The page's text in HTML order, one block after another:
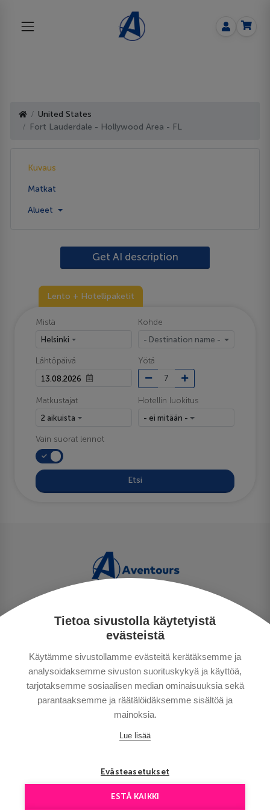
Tietoa sivustolla käytetyistä
evästeistä
Käytämme sivustollamme evästeitä kerätäksemme ja
analysoidaksemme sivuston suorituskykyä ja käyttöä,
tarjotaksemme sosiaalisen median ominaisuuksia sekä
parantaaksemme ja räätälöidäksemme sisältöä ja
mainoksia.
Lue lisää
Evästeasetukset
ESTÄ KAIKKI
United States
Fort Lauderdale - Hollywood Area - FL
Kuvaus
Matkat
Alueet
Get AI description
Lento + Hotellipaketit
Mistä
Helsinki
Kohde
- Destination name -
Lähtöpäivä Yötä
Matkustajat
2 aikuista
Hotellin luokitus
- ei mitään -
Vain suorat lennot
Etsi
TIETOSUOJA
MAKSUTAVAT
MATKAEHDOT
HYVÄ TIETÄÄ
YHTEYSTIEDOT
Сopyright © Aventours 2026